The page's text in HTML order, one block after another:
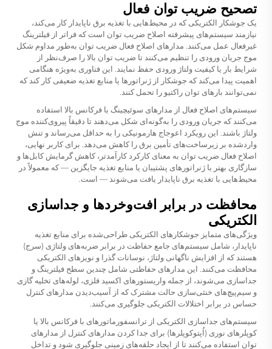
تصحیح ضریب توان فعال
یک جوشکار الکتریکی که در محیط‌هایی با تغذیه برق ناپایدار کار می‌کند،
نیازمند سیستم‌های پیشرفته اصلاح ضریب توان است که فراتر از فیلترینگ
غیرفعال عمل می‌کنند. مدارهای اصلاح فعال ضریب توان به‌طور مداوم شکل
موج جریان ورودی را تنظیم می‌کنند تا ضریب توان بالا را صرف‌نظر از
شرایط بار یا کیفیت ولتاژ ورودی حفظ نمایند. این فناوری به‌ویژه هنگامی
اهمیت پیدا می‌کند که جوشکار از ژنراتورها یا منابع تغذیه ضعیفی کار کند که
نمی‌توانند بارهای توان راکتیو را تحمل کنند.
سیستم‌های اصلاح فعال از مدارهای سوئیچینگ با فرکانس بالا استفاده
می‌کنند که جریان ورودی را به‌گونه‌ای شکل می‌دهند تا دقیقاً پیروی‌کننده موج
ولتاژ باشند. این رویکرد اعوجاج هارمونیکی را به حداقل می‌رساند و تنش
واردشده بر زیرساخت‌های تأمین برق را کاهش می‌دهد. برای کاربر نهایی،
اصلاح فعال ضریب توان به معنای کارکرد کارآمدتر، کاهش گرمایش کابل‌ها و
سازگاری بهتر با ژنراتورهای پشتیبان یا منابع تغذیه جایگزین — که معمولاً در
محیط‌هایی با تغذیه برق ناپایدار یافت می‌شوند — است.
محافظت در برابر افت‌وخردها و جداسازی
الکتریکی
ویژگی‌های متمایز جوشکارهای الکتریکی طراحی‌شده برای منابع تغذیه
ناپایدار، شامل سیستم‌های جامع حفاظت در برابر ضربه‌های ولتاژی (سرج)
هستند که از افزایش ناگهانی ولتاژ، نوسانات گذرا و نویزهای الکتریکی
محافظت می‌کنند. این مدارهای حفاظتی شامل چندین سطح فیلترینگ و
جداسازی می‌شوند، از جمله واریستورهای اکسید فلزی، لوله‌های تخلیه گازی
و سیم‌پیچ‌های خنثی‌سازی حالت مشترک که از آسیب‌دیدن مدارهای کنترل
حساس در برابر اختلالات الکتریکی جلوگیری می‌کنند.
سیستم‌های جداسازی الکتریکی از ترانسفورماتورهای با فرکانس بالا یا
کوپلرهای نوری (اُپتوکوپلرها) برای جدا کردن مدارهای کنترل از مدارهای
توان استفاده می‌کنند تا از ایجاد حلقه‌های زمینی جلوگیری شود و تداخل